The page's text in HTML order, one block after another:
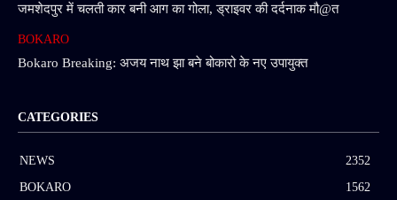
जमशेदपुर में चलती कार बनी आग का गोला, ड्राइवर की दर्दनाक मौ@त
BOKARO
Bokaro Breaking: अजय नाथ झा बने बोकारो के नए उपायुक्त
CATEGORIES
NEWS
2352
BOKARO
1562